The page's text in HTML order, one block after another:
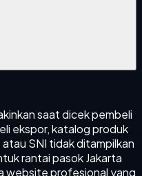
saat dicek pembeli
ekspor, katalog produk
SNI tidak ditampilkan
rantai pasok Jakarta
website profesional yang